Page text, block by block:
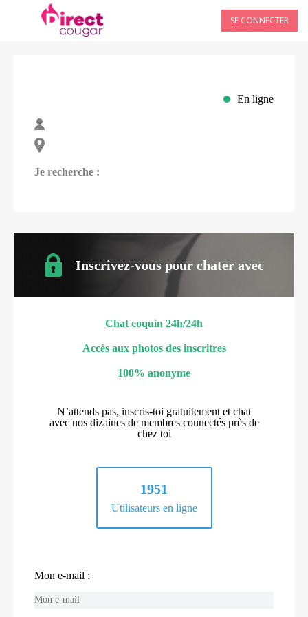
SE CONNECTER
En ligne
Je recherche :
Inscrivez-vous pour chater avec
Chat coquin 24h/24h
Accès aux photos des inscritres
100% anonyme
N’attends pas, inscris-toi gratuitement et chat
avec nos dizaines de membres connectés près de
chez toi
1951
Utilisateurs en ligne
Mon e-mail :